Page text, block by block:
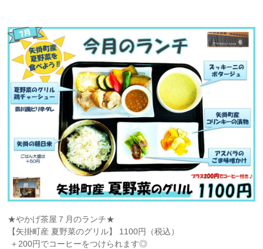
★やかげ茶屋７月のランチ★
【矢掛町産 夏野菜のグリル】 1100円（税込）
＋200円でコーヒーをつけられます◎